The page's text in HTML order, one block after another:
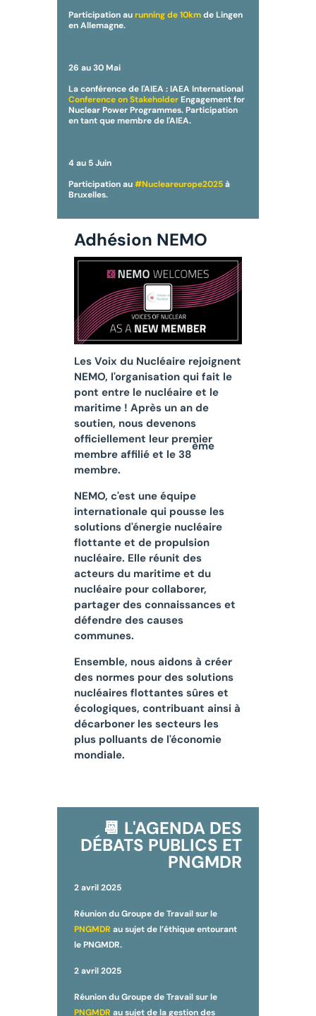
Participation aurunning de 10kmde Lingen
en Allemagne.
26 au 30 Mai
La conférence de l'AIEA : IAEA International
Conference on StakeholderEngagement for
Nuclear Power Programmes. Participation
en tant que membre de l'AIEA.
4 au 5 Juin
Participation au#Nucleareurope2025à
Bruxelles.
Adhésion NEMO
Les Voix du Nucléaire rejoignent
NEMO, l'organisation qui fait le
pont entre le nucléaire et le
maritime ! Après un an de
soutien, nous devenons
officiellement leur premier
membre affilié et le 38
ème
membre.
NEMO, c'est une équipe
internationale qui pousse les
solutions d'énergie nucléaire
flottante et de propulsion
nucléaire. Elle réunit des
acteurs du maritime et du
nucléaire pour collaborer,
partager des connaissances et
défendre des causes
communes.
Ensemble, nous aidons à créer
des normes pour des solutions
nucléaires flottantes sûres et
écologiques, contribuant ainsi à
décarboner les secteurs les
plus polluants de l'économie
mondiale.
📆 L'AGENDA DES
DÉBATS PUBLICS ET
PNGMDR
2 avril 2025
Réunion du Groupe de Travail sur le
PNGMDR au sujet de l’éthique entourant
le PNGMDR.
2 avril 2025
Réunion du Groupe de Travail sur le
PNGMDR au sujet de la gestion des